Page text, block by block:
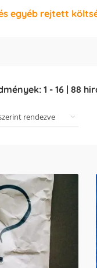
egyéb rejtett
1 - 16| 88